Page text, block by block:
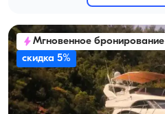
Мгновенное бронирование
скидка 5%